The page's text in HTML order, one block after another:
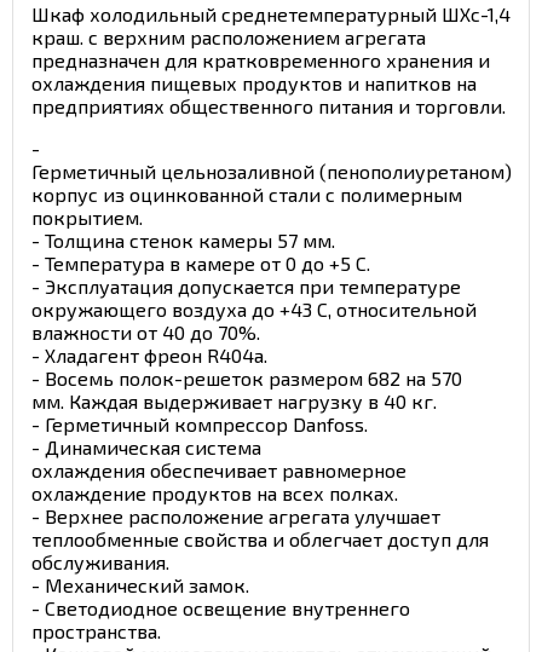
Шкаф холодильный среднетемпературный ШХс-1,4
краш. с верхним расположением агрегата
предназначен для кратковременного хранения и
охлаждения пищевых продуктов и напитков на
предприятиях общественного питания и торговли.
-
Герметичный цельнозаливной (пенополиуретаном)
корпус из оцинкованной стали с полимерным
покрытием.
- Толщина стенок камеры 57 мм.
- Температура в камере от 0 до +5 С.
- Эксплуатация допускается при температуре
окружающего воздуха до +43 С, относительной
влажности от 40 до 70%.
- Хладагент фреон R404а.
- Восемь полок-решеток размером 682 на 570
мм. Каждая выдерживает нагрузку в 40 кг.
- Герметичный компрессор Danfoss.
- Динамическая система
охлаждения обеспечивает равномерное
охлаждение продуктов на всех полках.
- Верхнее расположение агрегата улучшает
теплообменные свойства и облегчает доступ для
обслуживания.
- Механический замок.
- Светодиодное освещение внутреннего
пространства.